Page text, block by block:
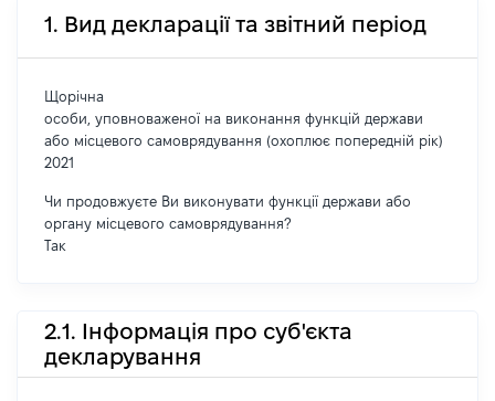
1. Вид декларації та звітний період
Щорічна
особи, уповноваженої на виконання функцій держави
або місцевого самоврядування (охоплює попередній рік)
2021
Чи продовжуєте Ви виконувати функції держави або
органу місцевого самоврядування?
Так
2.1. Інформація про суб'єкта
декларування